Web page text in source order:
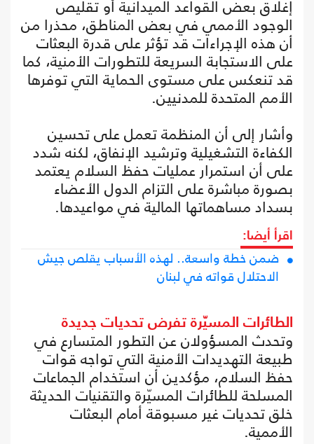
إغلاق بعض القواعد الميدانية أو تقليص
الوجود الأممي في بعض المناطق، محذرا من
أن هذه الإجراءات قد تؤثر على قدرة البعثات
على الاستجابة السريعة للتطورات الأمنية، كما
قد تنعكس على مستوى الحماية التي توفرها
الأمم المتحدة للمدنيين.
وأشار إلى أن المنظمة تعمل على تحسين
الكفاءة التشغيلية وترشيد الإنفاق، لكنه شدد
على أن استمرار عمليات حفظ السلام يعتمد
بصورة مباشرة على التزام الدول الأعضاء
بسداد مساهماتها المالية في مواعيدها.
اقرأ أيضا:
ضمن خطة واسعة.. لهذه الأسباب يقلص جيش
الاحتلال قواته في لبنان
الطائرات المسيّرة تفرض تحديات جديدة
وتحدث المسؤولان عن التطور المتسارع في
طبيعة التهديدات الأمنية التي تواجه قوات
حفظ السلام، مؤكدين أن استخدام الجماعات
المسلحة للطائرات المسيّرة والتقنيات الحديثة
خلق تحديات غير مسبوقة أمام البعثات
الأممية.